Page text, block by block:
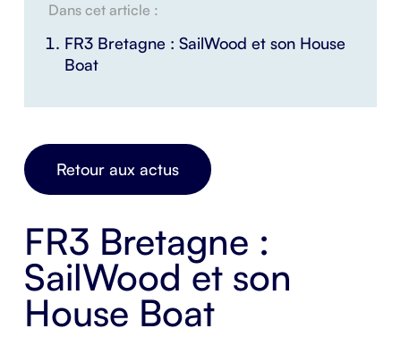
Dans cet article :
FR3 Bretagne : SailWood et son House
Boat
Retour aux actus
FR3 Bretagne :
SailWood et son
House Boat